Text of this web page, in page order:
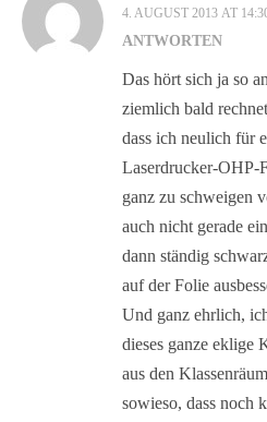
4. AUGUST 2013 AT
ANTWORTEN
Das hört sich ja so
ziemlich bald
dass ich neulich für
Laserdrucker-OHP-
ganz zu schweigen
auch nicht gerade
dann ständig
auf der Folie
Und ganz ehrlich,
dieses ganze eklige
aus den
sowieso, dass noch